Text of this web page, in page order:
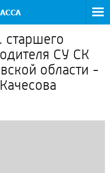
старшего
СУ СК
области -